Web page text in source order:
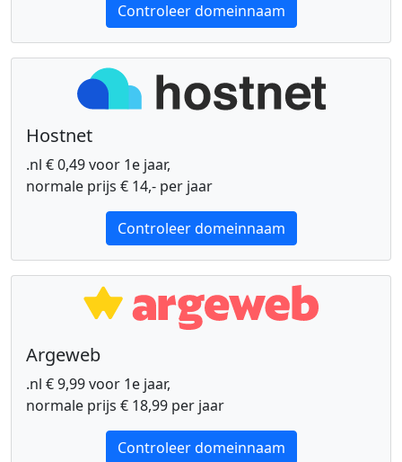
Controleer domeinnaam
Hostnet
.nl € 0,49 voor 1e jaar,
normale prijs € 14,- per jaar
Controleer domeinnaam
Argeweb
.nl € 9,99 voor 1e jaar,
normale prijs € 18,99 per jaar
Controleer domeinnaam